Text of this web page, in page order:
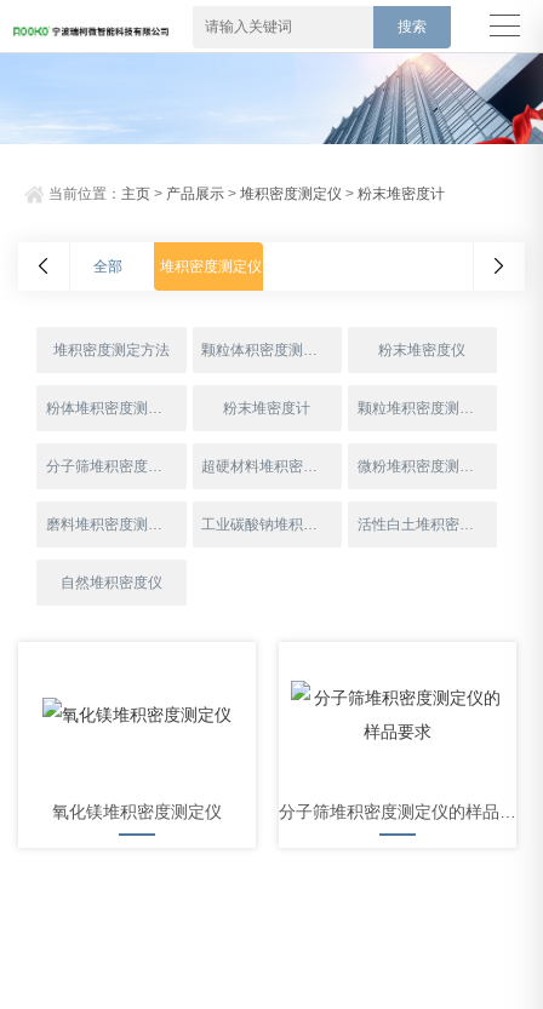
当前位置： 主页 > 产品展示 >堆积密度测定仪 >粉末堆密度计
全部 堆积密度测定仪
堆积密度测定方法 颗粒体积密度测定仪 粉末堆密度仪
粉体堆积密度测定仪 粉末堆密度计 颗粒堆积密度测定仪
分子筛堆积密度测定仪 超硬材料堆积密度测定仪 微粉堆积密度测定仪
磨料堆积密度测定仪 工业碳酸钠堆积密度测定仪 活性白土堆积密度仪
自然堆积密度仪
氧化镁堆积密度测定仪